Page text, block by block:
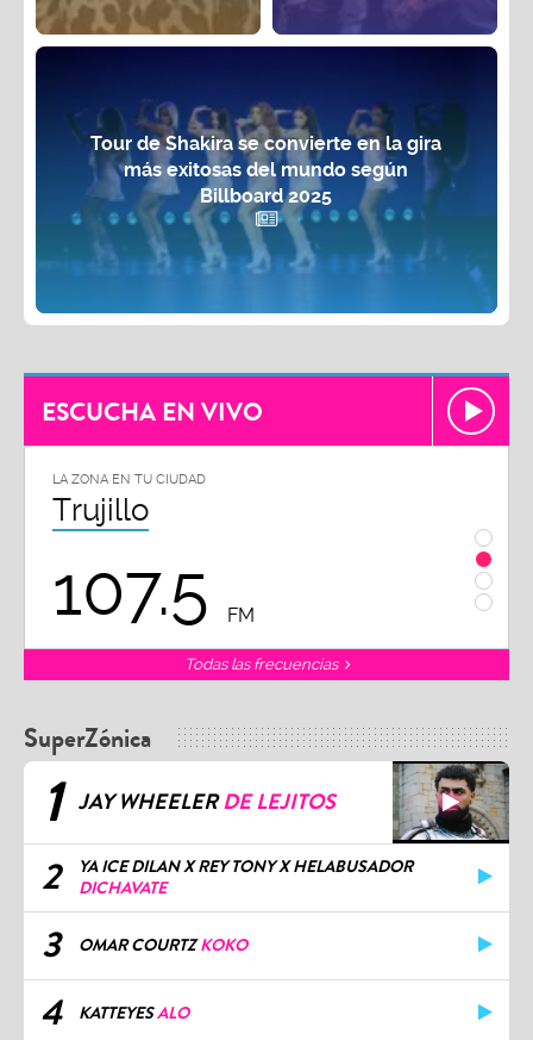
Tour de Shakira se convierte en la gira
más exitosas del mundo según
Billboard 2025
ESCUCHA EN VIVO
LA ZONA EN TU CIUDAD
Chiclayo
102.3
Todas las frecuencias
SuperZónica
1 JAY WHEELERDE LEJITOS
2
YA ICE DILAN X REY TONY X HELABUSADOR
DICHAVATE
3 OMAR COURTZKOKO
4 KATTEYESALO